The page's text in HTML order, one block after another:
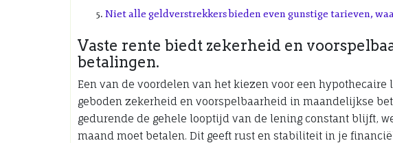
Niet alle geldverstrekkers bieden even gunstige tarieven,
Vaste rente biedt zekerheid en
betalingen.
Een van de voordelen van het kiezen voor een hypothecaire
geboden zekerheid en voorspelbaarheid in maandelijkse
gedurende de gehele looptijd van de lening constant blijft,
maand moet betalen. Dit geeft rust en stabiliteit in je